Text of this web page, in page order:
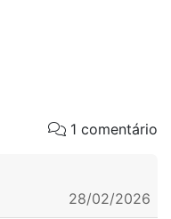
1 comentário
28/02/2026